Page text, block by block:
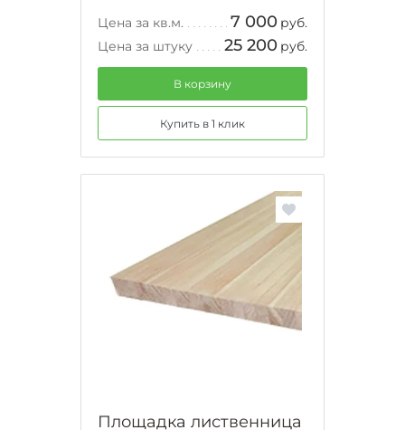
Цена за кв.м. 7 000 руб.
Цена за штуку
25 200 руб.
В корзину
Купить в 1 клик
Площадка лиственница